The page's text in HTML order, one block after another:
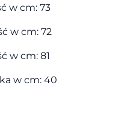
w cm: 73
w cm: 72
w cm: 81
w cm: 40